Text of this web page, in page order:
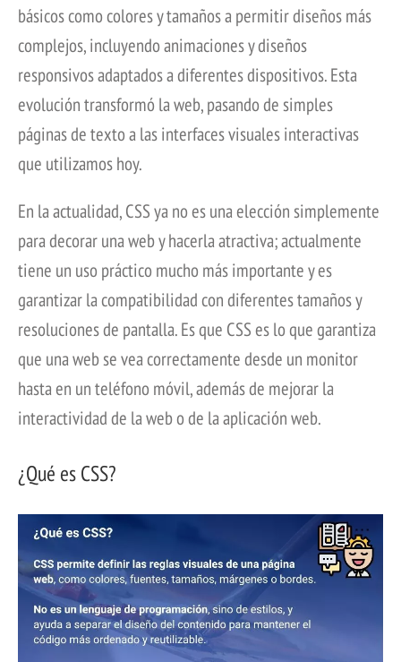
básicos como colores y tamaños a permitir diseños más
complejos, incluyendo animaciones y diseños
responsivos adaptados a diferentes dispositivos. Esta
evolución transformó la web, pasando de simples
páginas de texto a las interfaces visuales interactivas
que utilizamos hoy.
En la actualidad, CSS ya no es una elección simplemente
para decorar una web y hacerla atractiva; actualmente
tiene un uso práctico mucho más importante y es
garantizar la compatibilidad con diferentes tamaños y
resoluciones de pantalla. Es que CSS es lo que garantiza
que una web se vea correctamente desde un monitor
hasta en un teléfono móvil, además de mejorar la
interactividad de la web o de la aplicación web.
¿Qué es CSS?